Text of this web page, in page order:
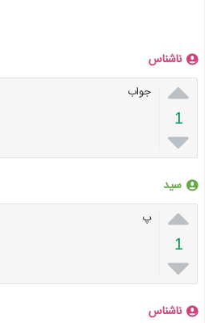
ناشناس

1

جواب
سید

1

پ
ناشناس